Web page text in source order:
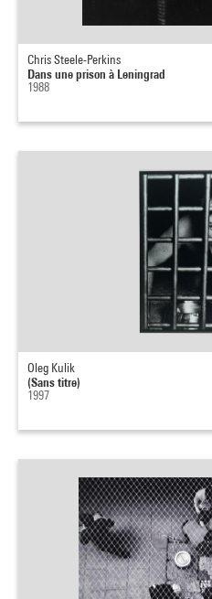
Chris Steele-Perkins
Dans une prison à Leningrad
1988
Oleg Kulik
(Sans titre)
1997